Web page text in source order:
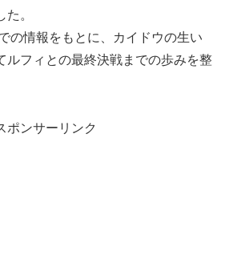
。
の情報をもとに、カイドウの生い
ルフィとの最終決戦までの歩みを整
ポンサーリンク